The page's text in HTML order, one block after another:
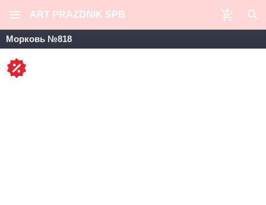
ART PRAZDNIK SPB
Морковь №818